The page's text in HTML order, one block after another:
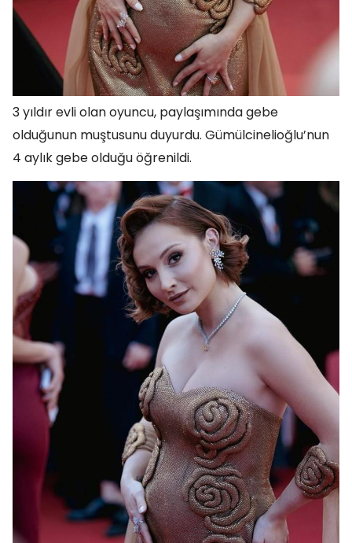
3 yıldır evli olan oyuncu, paylaşımında gebe
olduğunun muştusunu duyurdu. Gümülcinelioğlu’nun
4 aylık gebe olduğu öğrenildi.